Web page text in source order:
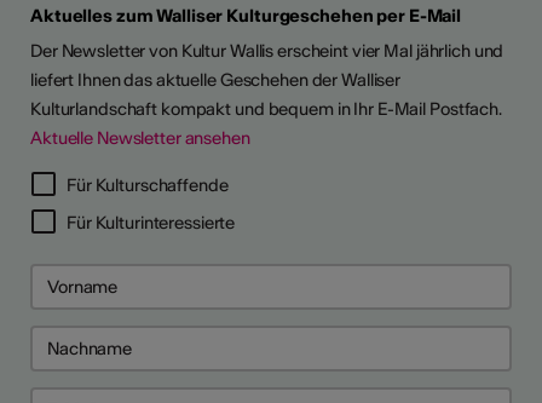
Aktuelles zum Walliser Kulturgeschehen per E-Mail
Der Newsletter von Kultur Wallis erscheint vier Mal jährlich und
liefert Ihnen das aktuelle Geschehen der Walliser
Kulturlandschaft kompakt und bequem in Ihr E-Mail Postfach.
Aktuelle Newsletter ansehen
Für Kulturschaffende
Für Kulturinteressierte